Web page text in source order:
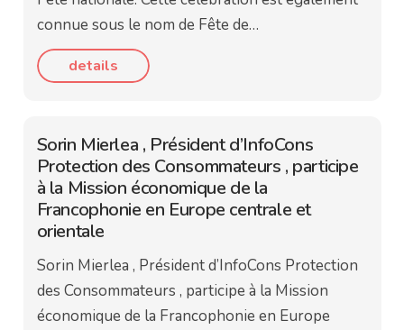
connue sous le nom de Fête de…
details
Sorin Mierlea , Président d’InfoCons
Protection des Consommateurs , participe
à la Mission économique de la
Francophonie en Europe centrale et
orientale
Sorin Mierlea , Président d’InfoCons Protection
des Consommateurs , participe à la Mission
économique de la Francophonie en Europe